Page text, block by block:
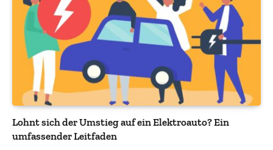
Lohnt sich der Umstieg auf ein Elektroauto? Ein
umfassender Leitfaden